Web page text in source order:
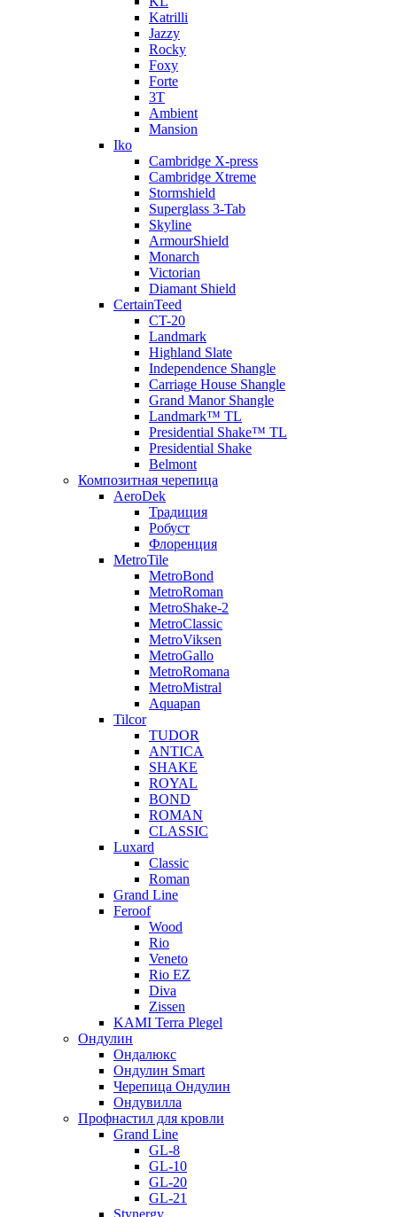
Katrilli
Jazzy
Rocky
Foxy
Forte
3T
Ambient
Mansion
Iko
Cambridge X-press
Cambridge Xtreme
Stormshield
Superglass 3-Tab
Skyline
ArmourShield
Monarch
Victorian
Diamant Shield
CertainTeed
CT-20
Landmark
Highland Slate
Independence Shangle
Carriage House Shangle
Grand Manor Shangle
Landmark™ TL
Presidential Shake™ TL
Presidential Shake
Belmont
Композитная черепица
AeroDek
Традиция
Робуст
Флоренция
MetroTile
MetroBond
MetroRoman
MetroShake-2
MetroClassic
MetroViksen
MetroGallo
MetroRomana
MetroMistral
Aquapan
Tilcor
TUDOR
ANTICA
SHAKE
ROYAL
BOND
ROMAN
CLASSIC
Luxard
Classic
Roman
Grand Line
Feroof
Wood
Rio
Veneto
Rio EZ
Diva
Zissen
KAMI Terra Plegel
Ондулин
Ондалюкс
Ондулин Smart
Черепица Ондулин
Ондувилла
Профнастил для кровли
Grand Line
GL-8
GL-10
GL-20
GL-21